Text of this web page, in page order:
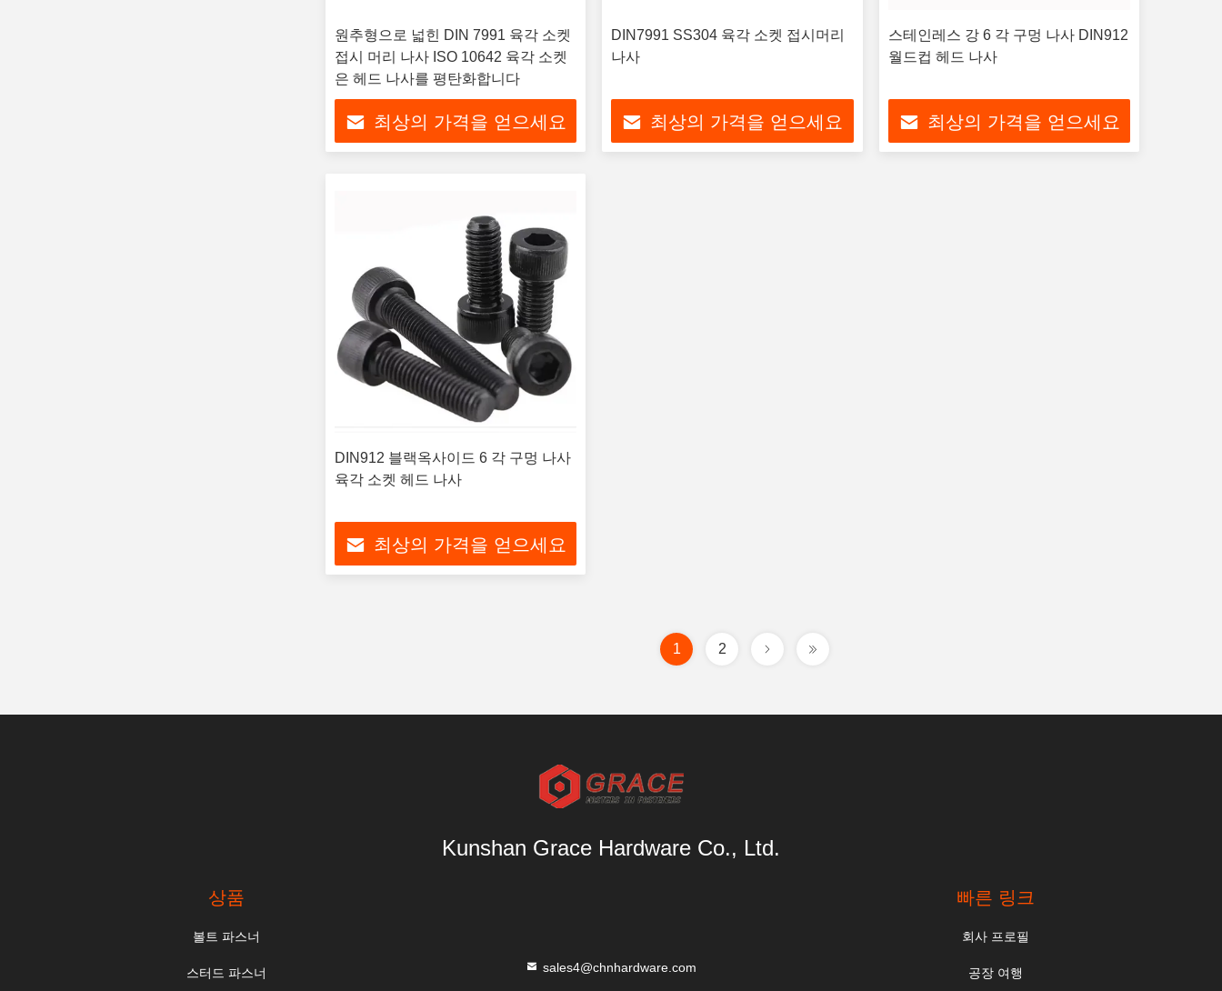
원추형으로 넓힌 DIN 7991 육각 소켓
접시 머리 나사 ISO 10642 육각 소켓
은 헤드 나사를 평탄화합니다
최상의 가격을 얻으세요
DIN7991 SS304 육각 소켓 접시머리
나사
최상의 가격을 얻으세요
스테인레스 강 6 각 구멍 나사 DIN912
월드컵 헤드 나사
최상의 가격을 얻으세요
DIN912 블랙옥사이드 6 각 구멍 나사
육각 소켓 헤드 나사
최상의 가격을 얻으세요
1 2
Kunshan Grace Hardware Co., Ltd.
상품
볼트 파스너
스터드 파스너 sales4@chnhardware.com
빠른 링크
회사 프로필
공장 여행